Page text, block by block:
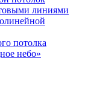
линиями
потолка
небо»